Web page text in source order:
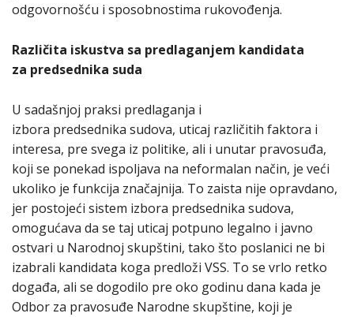
odgovornošću i sposobnostima rukovođenja.
Različita iskustva sa predlaganjem kandidata
za predsednika suda
U sadašnjoj praksi predlaganja i
izbora predsednika sudova, uticaj različitih faktora i
interesa, pre svega iz politike, ali i unutar pravosuđa,
koji se ponekad ispoljava na neformalan način, je veći
ukoliko je funkcija značajnija. To zaista nije opravdano,
jer postojeći sistem izbora predsednika sudova,
omogućava da se taj uticaj potpuno legalno i javno
ostvari u Narodnoj skupštini, tako što poslanici ne bi
izabrali kandidata koga predloži VSS. To se vrlo retko
događa, ali se dogodilo pre oko godinu dana kada je
Odbor za pravosuđe Narodne skupštine, koji je